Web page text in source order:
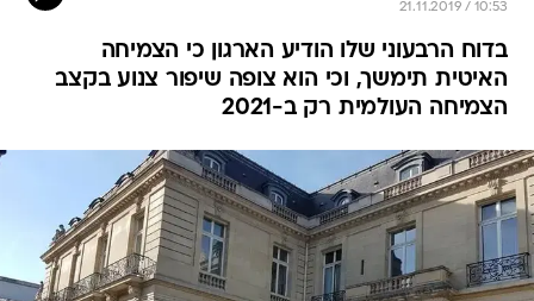
21.11.2019 / 10:53
בדוח הרבעוני שלו הודיע הארגון כי הצמיחה
האיטית תימשך, וכי הוא צופה שיפור צנוע בקצב
הצמיחה העולמית רק ב-2021